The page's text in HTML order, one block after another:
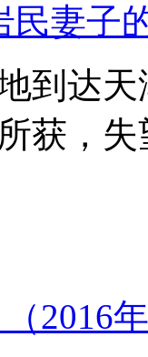
民妻子
到达
获，
2016